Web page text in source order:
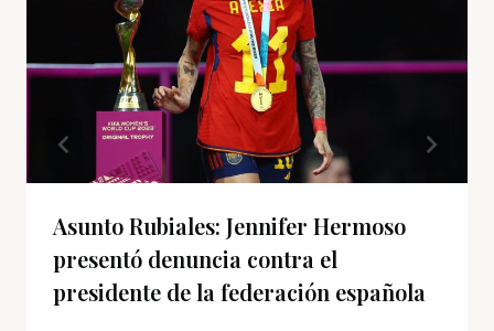
Asunto Rubiales: Jennifer Hermoso
presentó denuncia contra el
presidente de la federación española